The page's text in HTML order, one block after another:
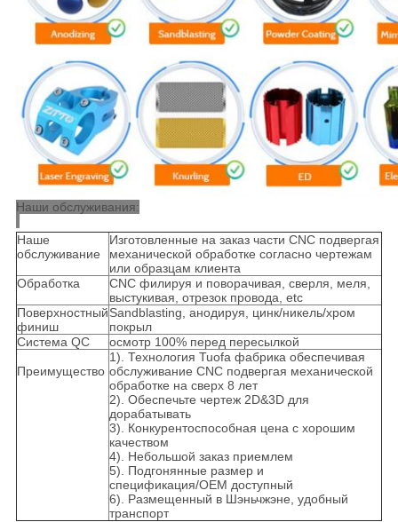
Наши обслуживания:
Наше
обслуживание
Изготовленные на заказ части CNC подвергая
механической обработке согласно чертежам
или образцам клиента
Обработка
CNC филируя и поворачивая, сверля, меля,
выстукивая, отрезок провода, etc
Поверхностный
финиш
Sandblasting, анодируя, цинк/никель/хром
покрыл
Система QC
осмотр 100% перед пересылкой
Преимущество
1). Технология Tuofa фабрика обеспечивая
обслуживание CNC подвергая механической
обработке на сверх 8 лет
2). Обеспечьте чертеж 2D&3D для
дорабатывать
3). Конкурентоспособная цена с хорошим
качеством
4). Небольшой заказ приемлем
5). Подгонянные размер и
спецификация/OEM доступный
6). Размещенный в Шэньчжэне, удобный
транспорт